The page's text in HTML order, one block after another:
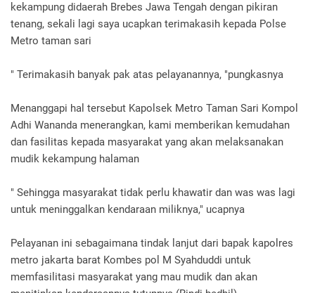
kekampung didaerah Brebes Jawa Tengah dengan pikiran
tenang, sekali lagi saya ucapkan terimakasih kepada Polse
Metro taman sari
" Terimakasih banyak pak atas pelayanannya, "pungkasnya
Menanggapi hal tersebut Kapolsek Metro Taman Sari Kompol
Adhi Wananda menerangkan, kami memberikan kemudahan
dan fasilitas kepada masyarakat yang akan melaksanakan
mudik kekampung halaman
" Sehingga masyarakat tidak perlu khawatir dan was was lagi
untuk meninggalkan kendaraan miliknya," ucapnya
Pelayanan ini sebagaimana tindak lanjut dari bapak kapolres
metro jakarta barat Kombes pol M Syahduddi untuk
memfasilitasi masyarakat yang mau mudik dan akan